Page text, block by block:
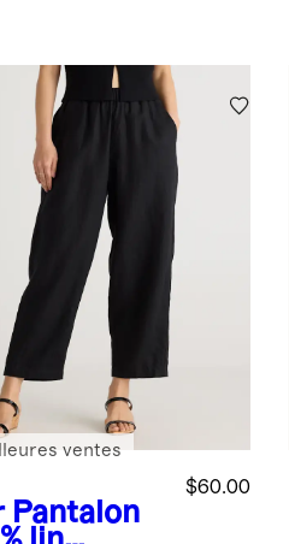
Pantalon
$60.00
ventes